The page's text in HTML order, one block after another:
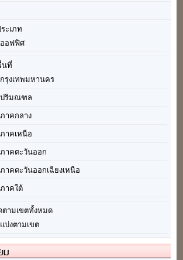
ะเภท
อฟฟิศ
นที่
รุงเทพมหานคร
ปริมณฑล
าคกลาง
าคเหนือ
าคตะวันออก
าคตะวันออกเฉียงเหนือ
าคใต้
ามเขตทั้งหมด
บ่งตามเขต
ม